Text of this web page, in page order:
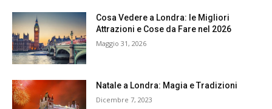
Cosa Vedere a Londra: le Migliori
Attrazioni e Cose da Fare nel 2026
Maggio 31, 2026
Natale a Londra: Magia e Tradizioni
Dicembre 7, 2023